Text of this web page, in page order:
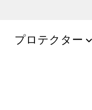
プロテクター